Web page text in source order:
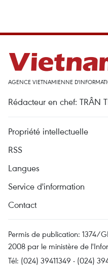
AGENCE VIETNAMIENNE
Rédacteur en chef: TRÂN
Propriété intellectuelle
RSS
Langues
Service d'information
Contact
Permis de publication: 1374/
2008 par le ministère de
Tél: (024) 39411349 - (024)